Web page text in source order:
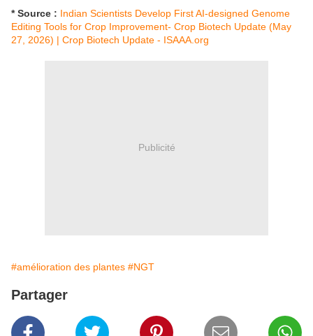
* Source : Indian Scientists Develop First AI-designed Genome
Editing Tools for Crop Improvement- Crop Biotech Update (May
27, 2026) | Crop Biotech Update - ISAAA.org
Publicité
#amélioration des plantes #NGT
Partager